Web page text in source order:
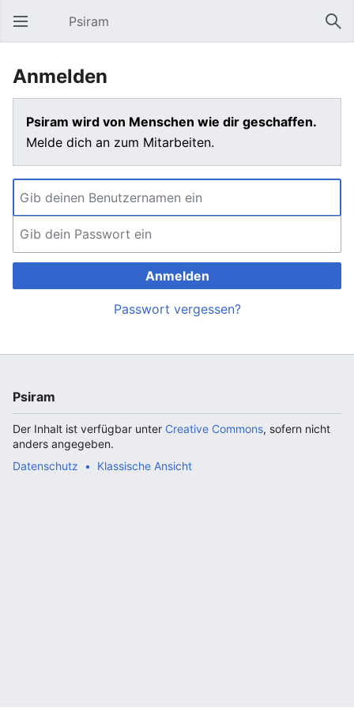
Hauptmenü öffnen Psiram
Anmelden
Psiram wird von Menschen wie dir geschaffen.
Melde dich an zum Mitarbeiten.
Anmelden
Passwort vergessen?
Psiram
Der Inhalt ist verfügbar unter Creative Commons, sofern nicht
anders angegeben.
Datenschutz
Klassische Ansicht